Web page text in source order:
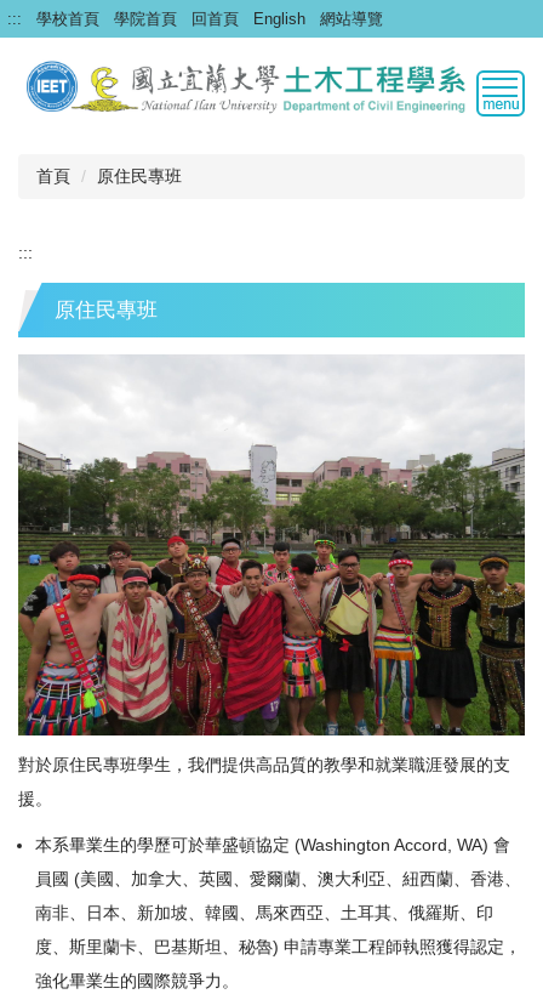
跳
到
要
::: 學校首頁 學院首頁 回首頁 English 網站導覽
首頁 原住民專班
:::
原住民專班
對於原住民專班學生，我們提供高品質的教學和就業職涯發展的支
援。
本系畢業生的學歷可於華盛頓協定 (Washington Accord, WA) 會
員國 (美國、加拿大、英國、愛爾蘭、澳大利亞、紐西蘭、香港、
南非、日本、新加坡、韓國、馬來西亞、土耳其、俄羅斯、印
度、斯里蘭卡、巴基斯坦、秘魯) 申請專業工程師執照獲得認定，
強化畢業生的國際競爭力。